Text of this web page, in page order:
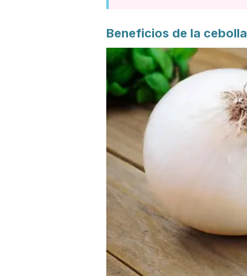
Beneficios de la cebolla